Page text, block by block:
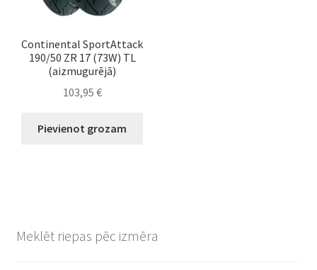
Continental SportAttack
190/50 ZR 17 (73W) TL
(aizmugurējā)
103,95 €
Pievienot grozam
Meklēt riepas pēc izmēra